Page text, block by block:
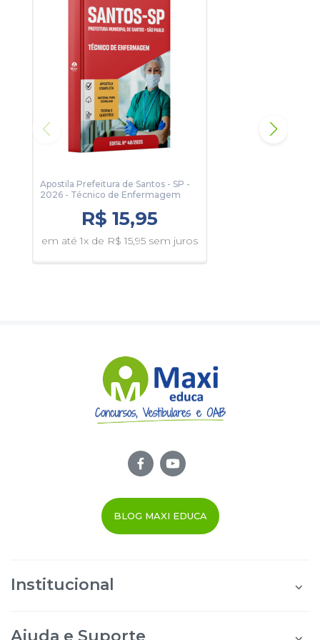
algumas páginas da apostila.
Apostila Prefeitura de Santos - SP -
2026 - Técnico de Enfermagem
R$ 15,95
em até 1x de R$ 15,95 sem juros
BLOG MAXI EDUCA
Institucional